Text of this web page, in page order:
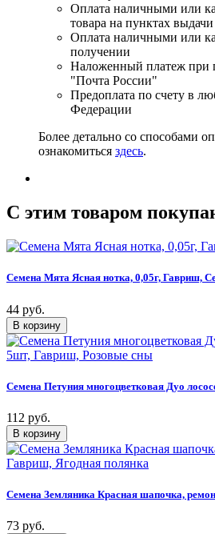
Оплата наличными или
товара на пунктах
Оплата наличными или
получении
Наложенный платеж при
"Почта России"
Предоплата по счету в
Федерации
Более детально со способами
ознакомиться здесь.
C этим товаром
Семена Мята Ясная нотка, 0,05г, Гавриш,
44 руб.
Семена Петуния многоцветковая Дуо
112 руб.
Семена Земляника Красная шапочка,
73 руб.